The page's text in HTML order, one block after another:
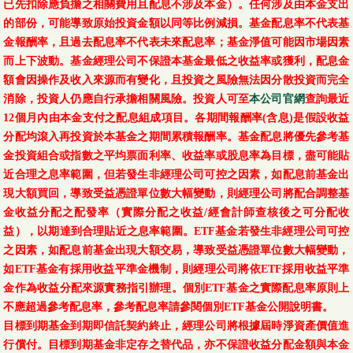
已先扣除應負擔之相關費用且配息不涉及本金）。任何涉及由本金支出
的部份，可能導致原始投資金額以同等比例減損。基金配息率不代表基
金報酬率，且過去配息率不代表未來配息率；基金淨值可能因市場因素
而上下波動。基金經理公司不保證本基金最低之收益率或獲利，配息金
額會因操作及收入來源而有變化，且投資之風險無法因分散投資而完全
消除，投資人仍應自行承擔相關風險。投資人可至本公司官網查詢最近
12個月內由本金支付之配息組成項目。各期間報酬率(含息)是假設收益
分配均滾入再投資於本基金之期間累積報酬率。基金配息將優先參考基
金投資組合或指數之平均票面利率、收益率或股息率為目標，盡可能貼
近合理之息率範圍，但若發生非經理公司可控之因素，如配息前基金出
現大額買回，導致受益憑證單位數大幅變動，則經理公司將配合調整基
金收益分配之配發率（實際分配之收益/經會計師查核後之可分配收
益），以期達到合理貼近之息率範圍。ETF基金若發生非經理公司可控
之因素，如配息前基金出現大額交易，導致受益憑證單位數大幅變動，
如ETF基金有採用收益平準金機制，則經理公司將依ETF採用收益平準
金作為收益分配來源實務指引辦理。個別ETF基金之實際配息率原則上
不應超過參考配息率，參考配息率請參閱個別ETF基金公開說明書。
目標到期基金到期即信託契約終止，經理公司將根據屆時淨資產價值進
行償付。目標到期基金非定存之替代品，亦不保證收益分配金額與本金